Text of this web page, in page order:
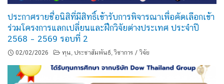
ประกาศรายชื่อนิสิที่มีสิทธิ์เข้ารับการพิจารณาเพื่อคัดเลือกเข้า
ร่วมโครงการแลกเปลี่ยนและฝึกวิจัยต่างประเทศ ประจำปี
2568 – 2569 รอบที่ 2
02/02/2026 ทุน ประชาสัมพันธ์ ,วิชาการ / วิจัย